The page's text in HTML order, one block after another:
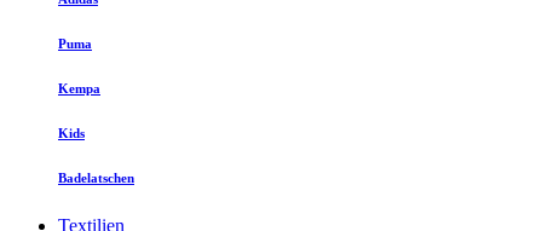
Puma
Kempa
Kids
Badelatschen
Textilien